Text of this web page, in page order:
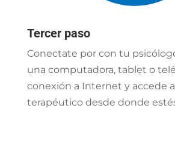
Tercer paso
Conectate por con tu
una computadora, tablet o
conexión a Internet y accede
terapéutico desde donde